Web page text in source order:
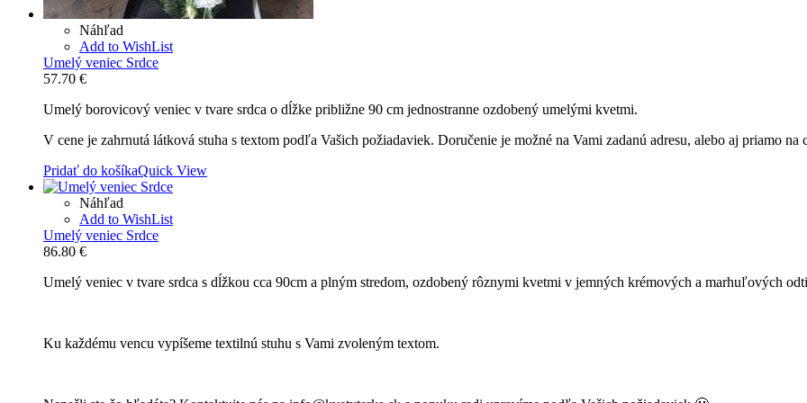
Náhľad
Add to WishList
Umelý veniec Srdce
57.70 €
Umelý borovicový veniec v tvare srdca o dĺžke približne 90 cm jednostranne ozdobený umelými kvetmi.
V cene je zahrnutá látková stuha s textom podľa Vašich požiadaviek. Doručenie je možné na Vami zadanú adresu, alebo aj priamo na
Pridať do košíkaQuick View
Náhľad
Add to WishList
Umelý veniec Srdce
86.80 €
Umelý veniec v tvare srdca s dĺžkou cca 90cm a plným stredom, ozdobený rôznymi kvetmi v jemných krémových a marhuľových
Ku každému vencu vypíšeme textilnú stuhu s Vami zvoleným textom.